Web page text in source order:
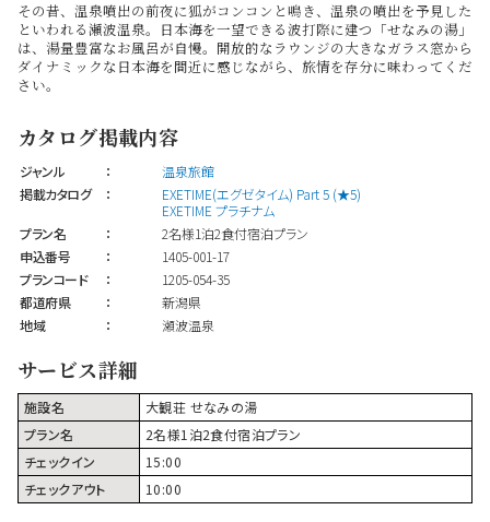
その昔、温泉噴出の前夜に狐がコンコンと鳴き、温泉の噴出を予見した
といわれる瀬波温泉。日本海を一望できる波打際に建つ「せなみの湯」
は、湯量豊富なお風呂が自慢。開放的なラウンジの大きなガラス窓から
ダイナミックな日本海を間近に感じながら、旅情を存分に味わってくだ
さい。
カタログ掲載内容
ジャンル ：
温泉旅館
掲載カタログ
：
EXETIME(エグゼタイム) Part 5 (★5)
EXETIME プラチナム
プラン名
：
2名様1泊2食付宿泊プラン
申込番号
：
1405-001-17
プランコード
：
1205-054-35
都道府県
：
新潟県
地域
： 瀬波温泉
サービス詳細
施設名
大観荘 せなみの湯
プラン名
2名様1泊2食付宿泊プラン
チェックイン
15:00
チェックアウト
10:00